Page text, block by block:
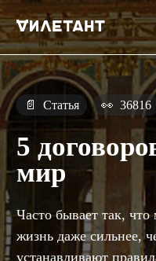
📄 Статья 👀 36816
5
мир
Часто бывает так,
жизнь даже сильнее,
устанавливают